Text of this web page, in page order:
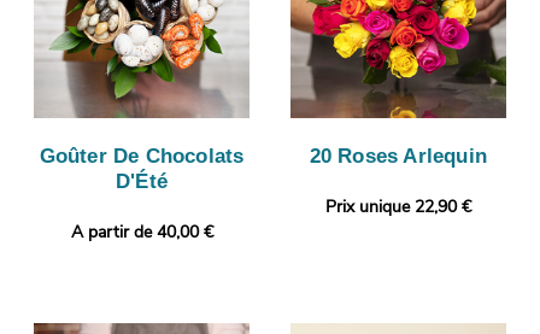
Goûter De Chocolats
D'Été
A partir de 40,00 €
20 Roses Arlequin
Prix unique 22,90 €